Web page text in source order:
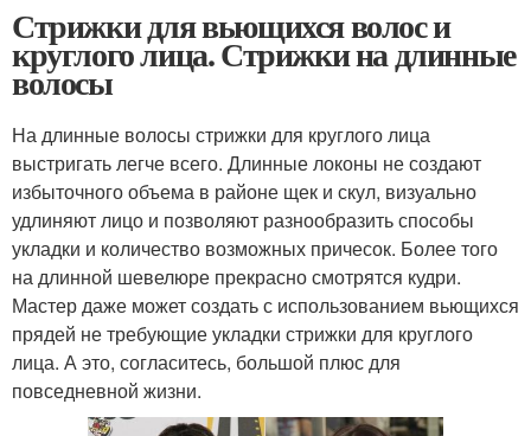
Стрижки для вьющихся волос и
круглого лица. Стрижки на длинные
волосы
На длинные волосы стрижки для круглого лица
выстригать легче всего. Длинные локоны не создают
избыточного объема в районе щек и скул, визуально
удлиняют лицо и позволяют разнообразить способы
укладки и количество возможных причесок. Более того
на длинной шевелюре прекрасно смотрятся кудри.
Мастер даже может создать с использованием вьющихся
прядей не требующие укладки стрижки для круглого
лица. А это, согласитесь, большой плюс для
повседневной жизни.